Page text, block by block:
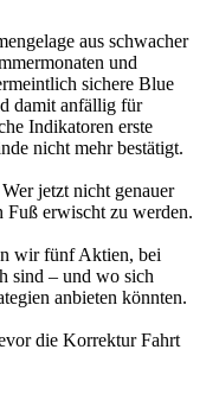
aus schwacher
und
sichere Blue
damit anfällig für
Indikatoren erste
nicht mehr bestätigt.
jetzt nicht genauer
Fuß erwischt zu werden.
wir fünf Aktien, bei
sind – und wo sich
anbieten könnten.
die Korrektur Fahrt